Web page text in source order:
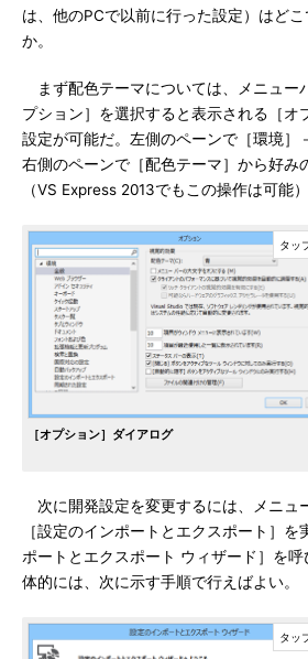
は、他のPCで以前に行った設定）はど
か。
まず配色テーマについては、メニュー
プション］を選択すると表示される［オ
設定が可能だ。左側のペーンで［環境］
右側のペーンで［配色テーマ］から好み
（VS Express 2013でもこの操作は可能）
［オプション］ダイアログ
次に開発設定を変更するには、メニュ
［設定のインポートとエクスポート］
ポートとエクスポート ウィザード］を
体的には、次に示す手順で行えばよい。